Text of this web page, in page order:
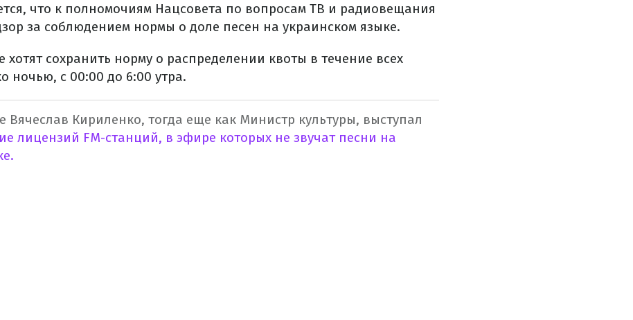
что к полномочиям Нацсовета по вопросам ТВ и радиовещания
за соблюдением нормы о доле песен на украинском языке.
сохранить норму о распределении квоты в течение всех
ночью, с 00:00 до 6:00 утра.
Вячеслав Кириленко, тогда еще как Министр культуры, выступал
лицензий FM-станций, в эфире которых не звучат песни на